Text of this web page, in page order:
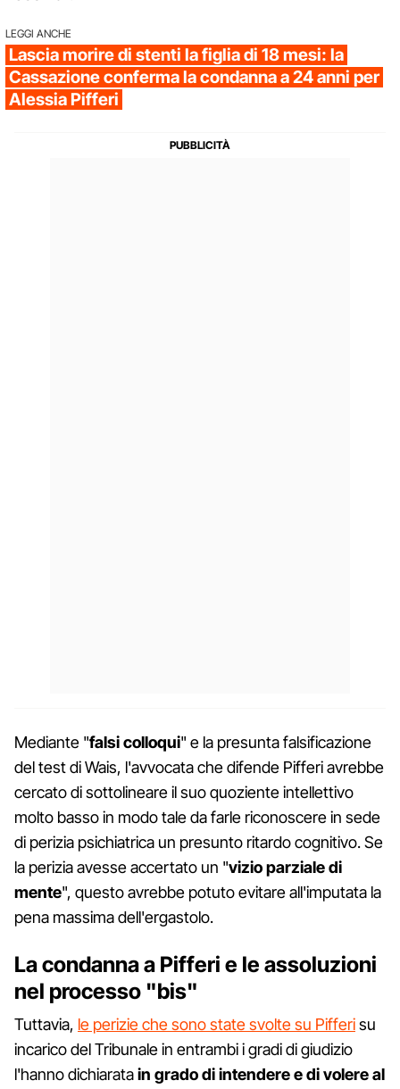
LEGGI ANCHE
Lascia morire di stenti la figlia di 18 mesi: la
Cassazione conferma la condanna a 24 anni per
Alessia Pifferi
Mediante "falsi colloqui" e la presunta falsificazione
del test di Wais, l'avvocata che difende Pifferi avrebbe
cercato di sottolineare il suo quoziente intellettivo
molto basso in modo tale da farle riconoscere in sede
di perizia psichiatrica un presunto ritardo cognitivo. Se
la perizia avesse accertato un "vizio parziale di
mente", questo avrebbe potuto evitare all'imputata la
pena massima dell'ergastolo.
La condanna a Pifferi e le assoluzioni
nel processo "bis"
Tuttavia, le perizie che sono state svolte su Pifferisu
incarico del Tribunale in entrambi i gradi di giudizio
l'hanno dichiaratain grado di intendere e di volere al